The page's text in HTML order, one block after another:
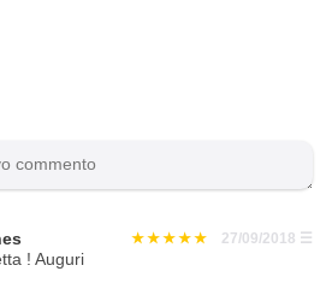
27/09/2018 ☰
! Auguri